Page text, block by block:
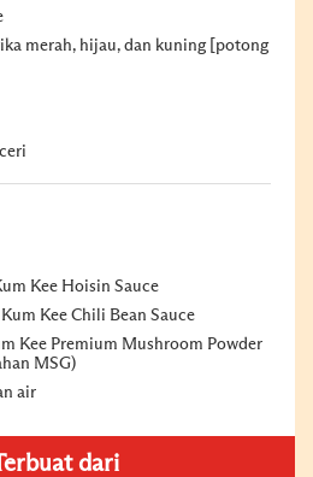
merah, hijau, dan kuning [potong
Kee Hoisin Sauce
Kee Chili Bean Sauce
Kee Premium Mushroom Powder
MSG)
air
dari